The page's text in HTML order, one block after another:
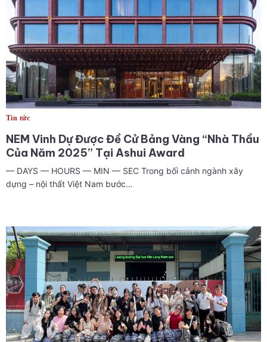
Tin tức
NEM Vinh Dự Được Đề Cử Bảng Vàng “Nhà Thầu
Của Năm 2025” Tại Ashui Award
— DAYS — HOURS — MIN — SEC Trong bối cảnh ngành xây
dựng – nội thất Việt Nam bước…